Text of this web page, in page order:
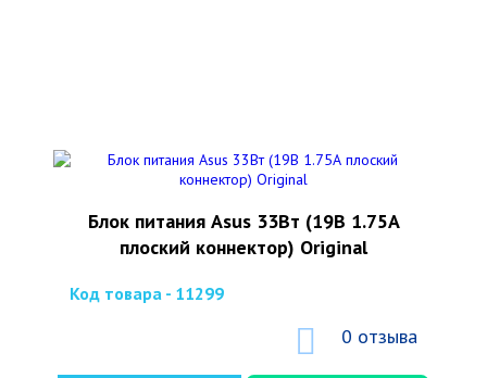
Блок питания Asus 33Вт (19В 1.75А
плоский коннектор) Original
Код товара - 11299
0 отзыва